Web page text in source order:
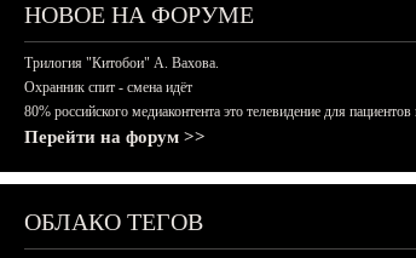
НОВОЕ НА ФОРУМЕ
Трилогия "Китобои" А. Вахова.
Охранник спит - смена идёт
80% российского медиаконтента это телевидение для
Перейти на форум >>
ОБЛАКО ТЕГОВ